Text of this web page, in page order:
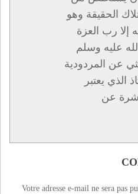
الحقيقة وهو
إلا رب العزة
عليه وسلم
عن المردودية
الذي يعتبر
عن
Votre adresse e-mail ne sera pas